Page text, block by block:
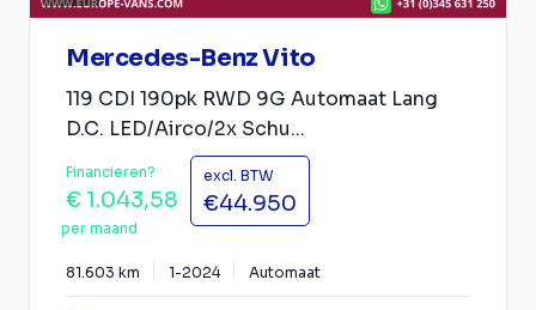
Mercedes-Benz Vito
119 CDI 190pk RWD 9G Automaat Lang
D.C. LED/Airco/2x Schu...
Financieren?
€ 1.043,58
per maand
excl. BTW
€44.950
81.603 km 1-2024 Automaat